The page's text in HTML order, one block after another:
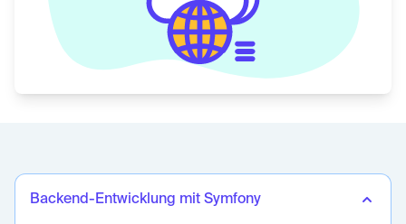
Backend-Entwicklung mit Symfony